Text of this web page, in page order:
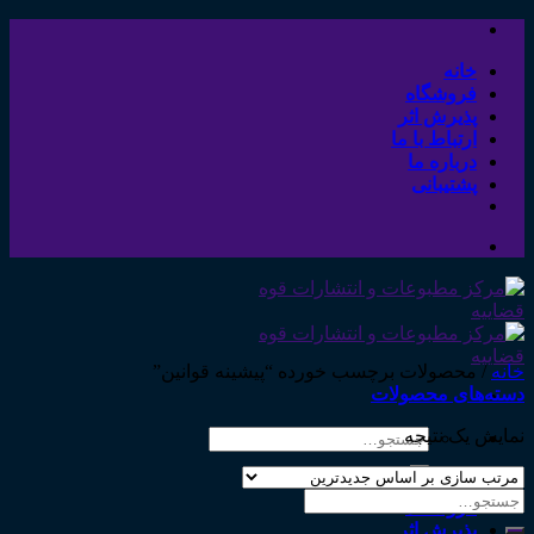
Skip
contentخانه
فروشگاه
پذیرش اثر
ارتباط با ما
درباره ما
پشتیبانی
جستجو
خانه
فروشگاه
پذیرش اثر
خانه /محصولات برچسب خورده “پیشینه قوانین”
دسته‌های محصولات
نمایش یک نتیجه
جستجو